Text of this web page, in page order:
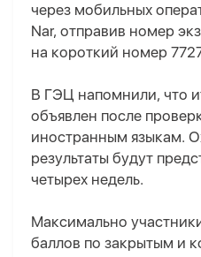
через мобильных
Nar, отправив номер
на короткий номер
В ГЭЦ напомнили, что
объявлен после
иностранным языкам.
результаты будут
четырех недель.
Максимально
баллов по закрытым и